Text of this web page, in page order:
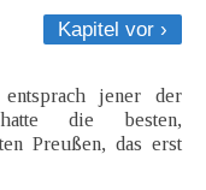
Kapitel vor ›
jener der
die besten,
Preußen, das erst